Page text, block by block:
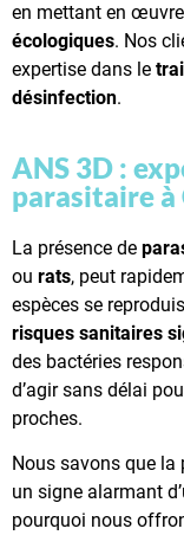
en mettant en
écologiques. Nos
expertise dans le
désinfection.
ANS 3D :
parasitaire
La présence de
ou rats, peut
espèces se
risques sanitaires
des bactéries
d’agir sans délai
proches.
Nous savons que la
un signe alarmant
pourquoi nous